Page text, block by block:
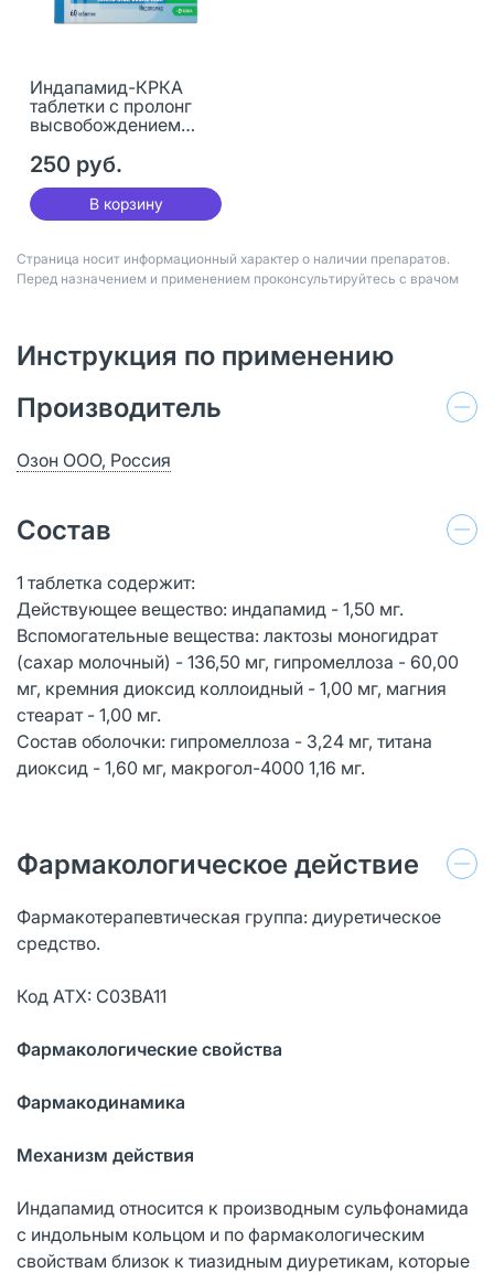
Индапамид-КРКА
таблетки с пролонг
высвобождением
60 шт
250 руб.
В корзину
Страница носит информационный характер о наличии препаратов.
Перед назначением и применением проконсультируйтесь с врачом
Инструкция по применению
Производитель
Озон ООО, Россия
Состав
1 таблетка содержит:
Действующее вещество: индапамид - 1,50 мг.
Вспомогательные вещества: лактозы моногидрат
(сахар молочный) - 136,50 мг, гипромеллоза - 60,00
мг, кремния диоксид коллоидный - 1,00 мг, магния
стеарат - 1,00 мг.
Состав оболочки: гипромеллоза - 3,24 мг, титана
диоксид - 1,60 мг, макрогол-4000 1,16 мг.
Фармакологическое действие
Фармакотерапевтическая группа: диуретическое
средство.
Код АТХ: C03BA11
Фармакологические свойства
Фармакодинамика
Механизм действия
Индапамид относится к производным сульфонамида
с индольным кольцом и по фармакологическим
свойствам близок к тиазидным диуретикам, которые